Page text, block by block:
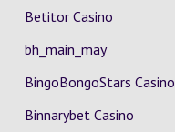
Betitor Casino
bh_main_may
BingoBongoStars Casino
Binnarybet Casino